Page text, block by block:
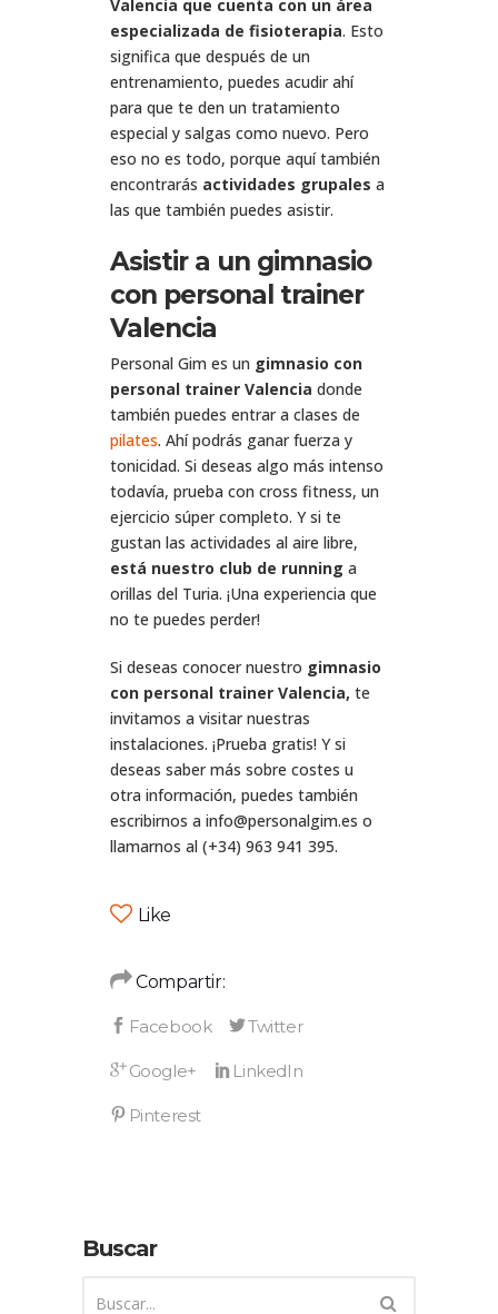
Valencia que cuenta con un área
especializada de fisioterapia. Esto
significa que después de un
entrenamiento, puedes acudir ahí
para que te den un tratamiento
especial y salgas como nuevo. Pero
eso no es todo, porque aquí también
encontrarás actividades grupales a
las que también puedes asistir.
Asistir a un gimnasio
con personal trainer
Valencia
Personal Gim es un gimnasio con
personal trainer Valencia donde
también puedes entrar a clases de
pilates. Ahí podrás ganar fuerza y
tonicidad. Si deseas algo más intenso
todavía, prueba con cross fitness, un
ejercicio súper completo. Y si te
gustan las actividades al aire libre,
está nuestro club de running a
orillas del Turia. ¡Una experiencia que
no te puedes perder!
Si deseas conocer nuestro gimnasio
con personal trainer Valencia, te
invitamos a visitar nuestras
instalaciones. ¡Prueba gratis! Y si
deseas saber más sobre costes u
otra información, puedes también
escribirnos a info@personalgim.es o
llamarnos al (+34) 963 941 395.
Like
Compartir:
Buscar